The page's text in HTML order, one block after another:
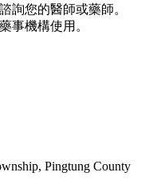
詢您的醫師或藥師。
事機構使用。
Pingtung County